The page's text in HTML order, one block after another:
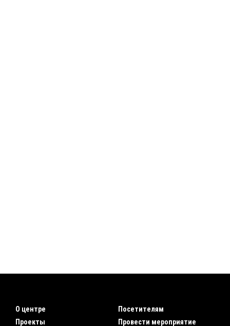
О центре
Проекты
Посетителям
Провести мероприятие